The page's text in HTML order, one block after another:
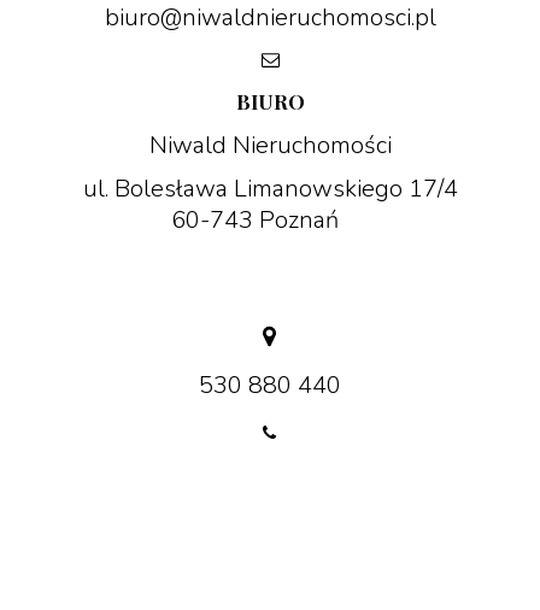
530 880 440
biuro@niwaldnieruchomosci.pl
BIURO
Niwald Nieruchomości
ul. Bolesława Limanowskiego 17/4
60-743 Poznań